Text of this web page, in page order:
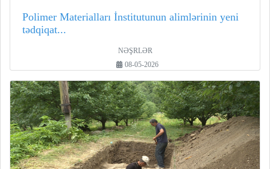
Polimer Materialları İnstitutunun alimlərinin yeni
tədqiqat...
NƏŞRLƏR
08-05-2026